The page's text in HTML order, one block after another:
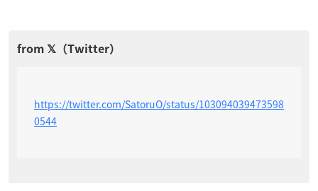
https://twitter.com/SatoruO/status/103094039473598
0544